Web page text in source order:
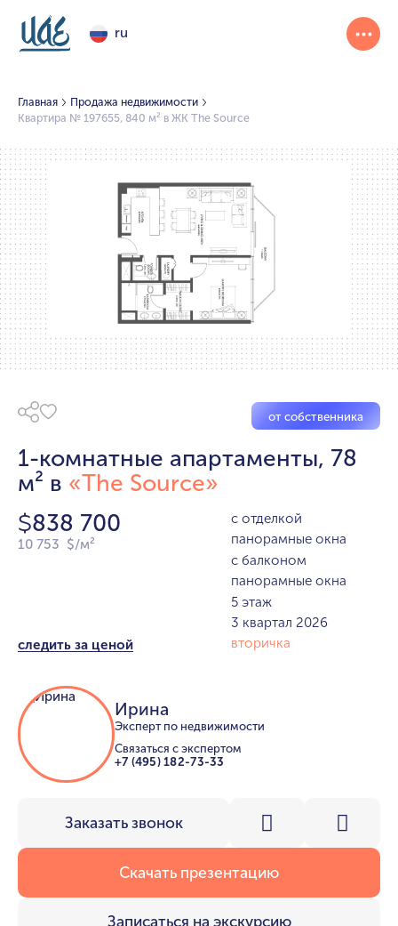
ru
Главная
Продажа недвижимости
Квартира № 197655, 840 м² в ЖК The Source
1-комнатные апартаменты, 78
м² в «The Source»
от собственника
1/2
$838 700
10 753 $/м²
следить за ценой
с отделкой
панорамные окна
с балконом
панорамные окна
5 этаж
3 квартал 2026
вторичка
Ирина
Эксперт по недвижимости
Связаться с экспертом
+7 (495) 182-73-33
Заказать звонок
Скачать презентацию